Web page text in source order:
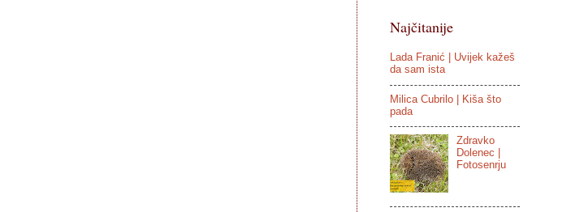
Najčitanije
Lada Franić | Uvijek kažeš
da sam ista
Milica Cubrilo | Kiša što
pada
Zdravko
Dolenec |
Fotosenrju